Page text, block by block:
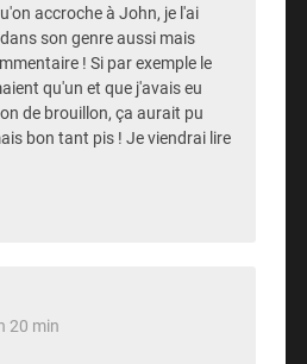
accroche à John, je l'ai
son genre aussi mais
! Si par exemple le
qu'un et que j'avais eu
de brouillon, ça aurait pu
bon tant pis ! Je viendrai lire
20 min